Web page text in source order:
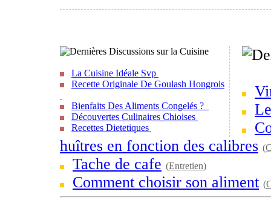
La Cuisine Idéale Svp
Recette Originale De Goulash Hongrois
Bienfaits Des Aliments Congelés ?
Découvertes Culinaires Chioises
Recettes Dietetiques
huîtres en fonction des calibres (
Tache de cafe (Entretien)
Comment choisir son aliment (